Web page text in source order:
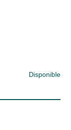
Disponible